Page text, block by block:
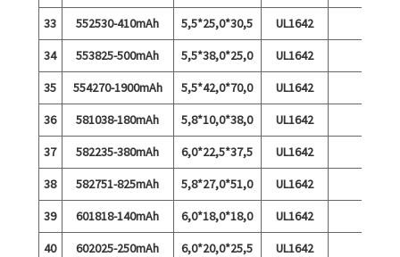
33
552530-410mAh 5,5*25,0*30,5
UL1642
34
553825-500mAh 5,5*38,0*25,0
UL1642
35
554270-1900mAh 5,5*42,0*70,0
UL1642
36
581038-180mAh 5,8*10,0*38,0
UL1642
37
582235-380mAh 6,0*22,5*37,5
UL1642
38
582751-825mAh 5,8*27,0*51,0
UL1642
39
601818-140mAh 6,0*18,0*18,0
UL1642
40
602025-250mAh 6,0*20,0*25,5
UL1642